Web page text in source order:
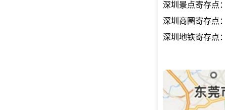
深圳景点寄存点
深圳商圈寄存点
深圳地铁寄存点